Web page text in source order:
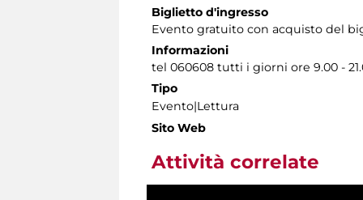
Biglietto d'ingresso
Evento gratuito con acquisto del
Informazioni
tel 060608 tutti i giorni ore 9.00 -
Tipo
Evento|Lettura
Sito Web
Attività correlate